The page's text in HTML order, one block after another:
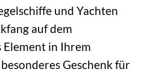
und Yachten
auf dem
Element in Ihrem
Geschenk für